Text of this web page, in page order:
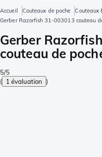
Accueil Couteaux de poche
Couteaux
Gerber Razorfish 31-003013 couteau
Gerber
couteau de
5/5
( 1 évaluation )